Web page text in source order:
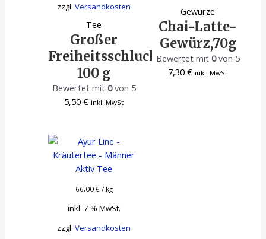
zzgl.Versandkosten
Tee
Großer
Freiheitsschluck,
100 g
Bewertet mit 0von 5
5,50€ inkl. MwSt
Gewürze
Chai-Latte-
Gewürz,70g
Bewertet mit 0von 5
7,30€ inkl. MwSt
66,00 €/ kg
inkl. 7 % MwSt.
zzgl.Versandkosten